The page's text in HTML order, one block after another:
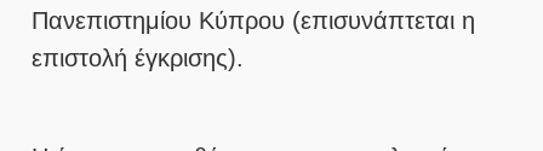
Πανεπιστημίου Κύπρου (επισυνάπτεται η
επιστολή έγκρισης).